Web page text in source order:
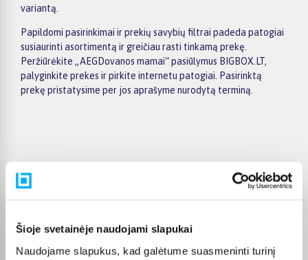
Šioje svetainėje naudojami slapukai
Naudojame slapukus, kad galėtume suasmeninti turinį
variantą.
Papildomi pasirinkimai ir prekių savybių filtrai padeda patogiai
susiaurinti asortimentą ir greičiau rasti tinkamą prekę.
Peržiūrėkite „AEGDovanos mamai“ pasiūlymus BIGBOX.LT,
palyginkite prekes ir pirkite internetu patogiai. Pasirinktą
prekę pristatysime per jos aprašyme nurodytą terminą.
Pirkėjų atsiliepimai apie prekes
Patvirtintas pirkėjas
Mano patys mėgstamiausi kvepalai. Perku juos daug metų. Ačiū